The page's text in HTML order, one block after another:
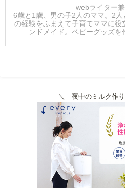
webライター
6歳と1歳、男の子2人のママ。2
の経験をふまえて子育てママに役
ンドメイド。ベビーグッズを
＼ 夜中のミルク作